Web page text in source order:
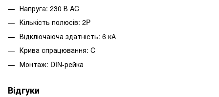
Напруга: 230 В AC
Кількість полюсів: 2P
Відключаюча здатність: 6 кА
Крива спрацювання: C
Монтаж: DIN-рейка
Відгуки